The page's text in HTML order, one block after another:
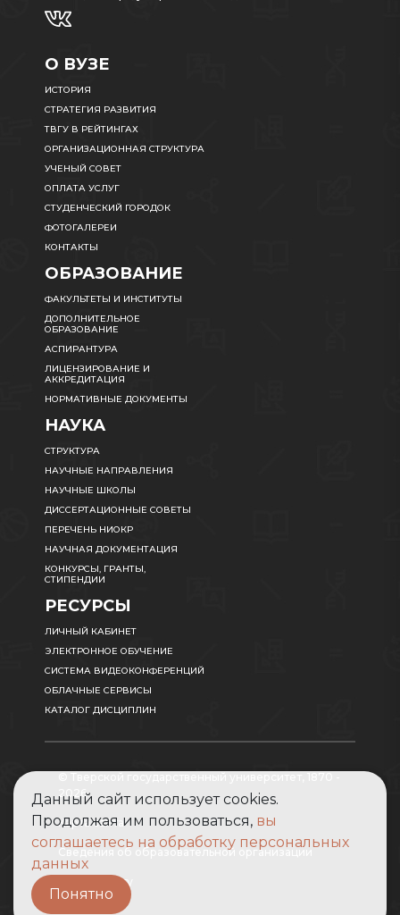
О ВУЗЕ
ИСТОРИЯ
СТРАТЕГИЯ РАЗВИТИЯ
ТВГУ В РЕЙТИНГАХ
ОРГАНИЗАЦИОННАЯ СТРУКТУРА
УЧЕНЫЙ СОВЕТ
ОПЛАТА УСЛУГ
СТУДЕНЧЕСКИЙ ГОРОДОК
ФОТОГАЛЕРЕИ
КОНТАКТЫ
ОБРАЗОВАНИЕ
ФАКУЛЬТЕТЫ И ИНСТИТУТЫ
ДОПОЛНИТЕЛЬНОЕ
ОБРАЗОВАНИЕ
АСПИРАНТУРА
ЛИЦЕНЗИРОВАНИЕ И
АККРЕДИТАЦИЯ
НОРМАТИВНЫЕ ДОКУМЕНТЫ
НАУКА
СТРУКТУРА
НАУЧНЫЕ НАПРАВЛЕНИЯ
НАУЧНЫЕ ШКОЛЫ
ДИССЕРТАЦИОННЫЕ СОВЕТЫ
ПЕРЕЧЕНЬ НИОКР
НАУЧНАЯ ДОКУМЕНТАЦИЯ
КОНКУРСЫ, ГРАНТЫ,
СТИПЕНДИИ
РЕСУРСЫ
ЛИЧНЫЙ КАБИНЕТ
ЭЛЕКТРОННОЕ ОБУЧЕНИЕ
СИСТЕМА ВИДЕОКОНФЕРЕНЦИЙ
ОБЛАЧНЫЕ СЕРВИСЫ
КАТАЛОГ ДИСЦИПЛИН
2026
Карта сайта
Сведения об образовательной организации
Абитуриенту
Данный сайт использует cookies.
Продолжая им пользоваться, вы
соглашаетесь на обработку персональных
данных
Понятно